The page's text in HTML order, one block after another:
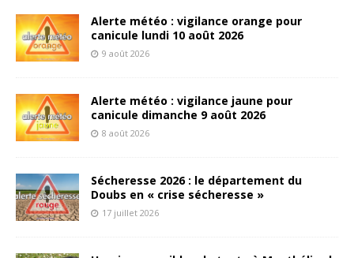
Alerte météo : vigilance orange pour
canicule lundi 10 août 2026
9 août 2026
Alerte météo : vigilance jaune pour
canicule dimanche 9 août 2026
8 août 2026
Sécheresse 2026 : le département du
Doubs en « crise sécheresse »
17 juillet 2026